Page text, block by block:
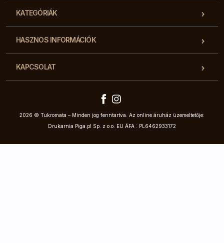
KATEGÓRIÁK
HASZNOS INFORMÁCIÓK
KAPCSOLAT
2026 © Tukromata – Minden jog fenntartva. Az online áruház üzemeltetője:
Drukarnia Piga.pl Sp. z o.o. EU ÁFA : PL6462933172